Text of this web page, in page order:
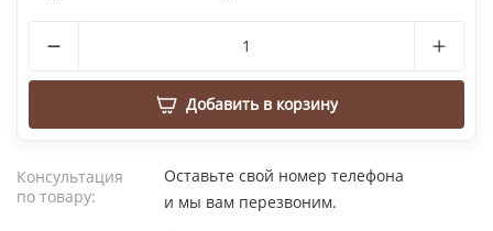
Добавить в корзину
Консультация
по товару:
Оставьте свой номер телефона
и мы вам перезвоним.